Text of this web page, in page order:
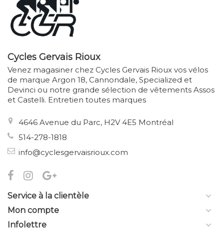
Cycles Gervais Rioux
Venez magasiner chez Cycles Gervais Rioux vos vélos
de marque Argon 18, Cannondale, Specialized et
Devinci ou notre grande sélection de vêtements Assos
et Castelli. Entretien toutes marques
4646 Avenue du Parc, H2V 4E5 Montréal
514-278-1818
info@cyclesgervaisrioux.com
Service à la clientèle
Mon compte
Infolettre